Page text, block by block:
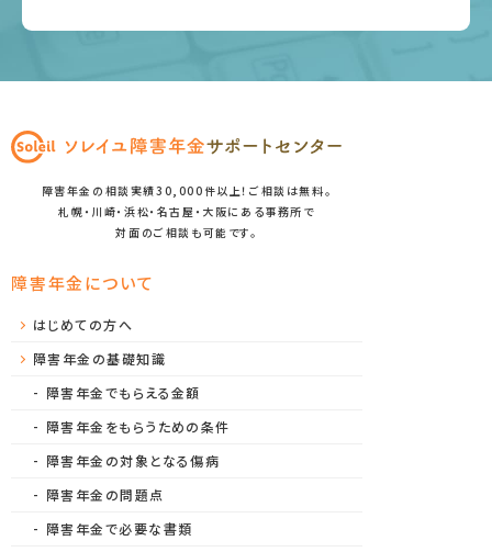
障害年金の相談実績30,000件以上！ご相談は無料。
札幌・川崎・浜松・名古屋・大阪にある事務所で
対面のご相談も可能です。
障害年金について
はじめての方へ
障害年金の基礎知識
障害年金でもらえる金額
障害年金をもらうための条件
障害年金の対象となる傷病
障害年金の問題点
障害年金で必要な書類